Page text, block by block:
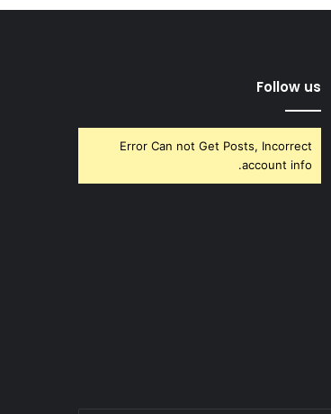
Follow us
Error Can not Get Posts, Incorrect
account info.